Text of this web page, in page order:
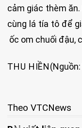
cảm giác thèm
cùng lá tía tô để
ốc om chuối đậu,
THU HIỀN(Nguồn:
Theo VTCNews